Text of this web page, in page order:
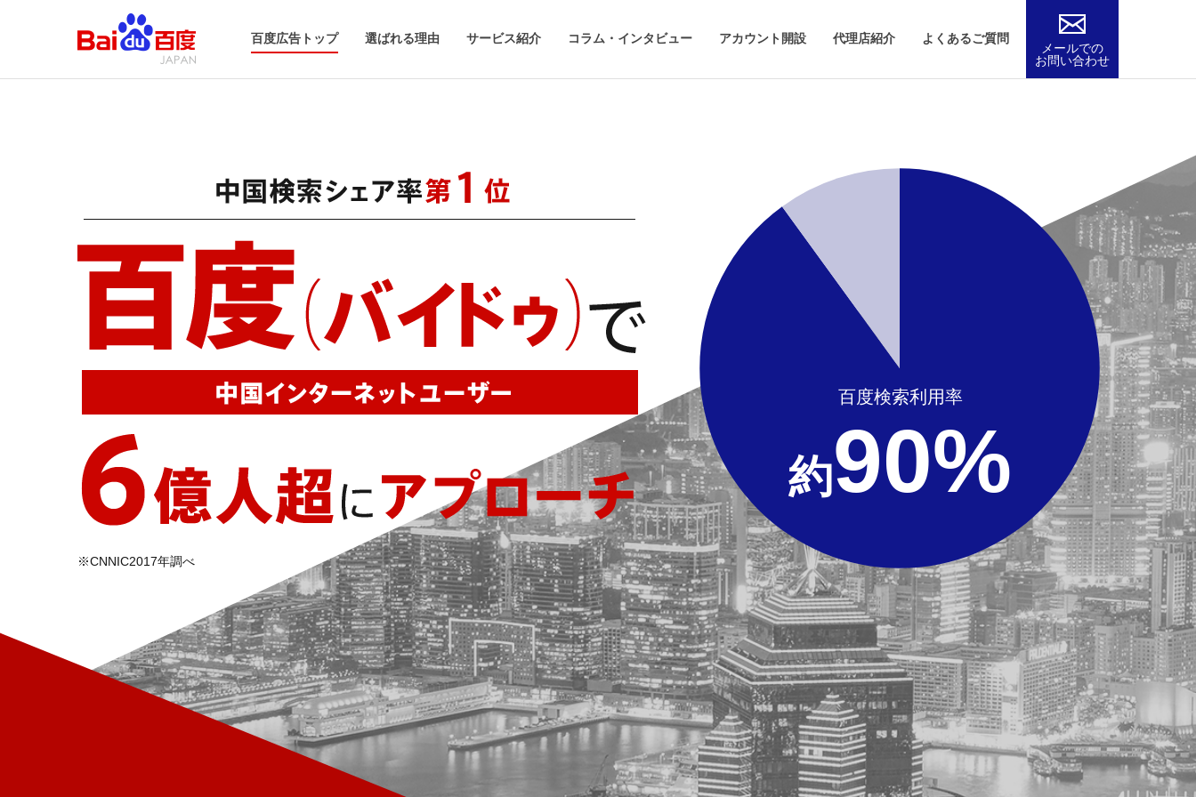
百度広告トップ 選ばれる理由 サービス紹介
百度ブランドリンク広告
コラム・インタビュー アカウント開設 代理店紹介 よくあるご質問
メールでの
お問い合わせ
※CNNIC2017年調べ
百度検索利用率
約90%